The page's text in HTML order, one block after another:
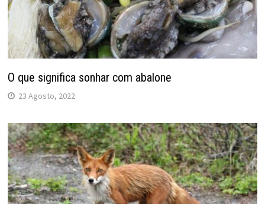
O que significa sonhar com abalone
23 Agosto, 2022